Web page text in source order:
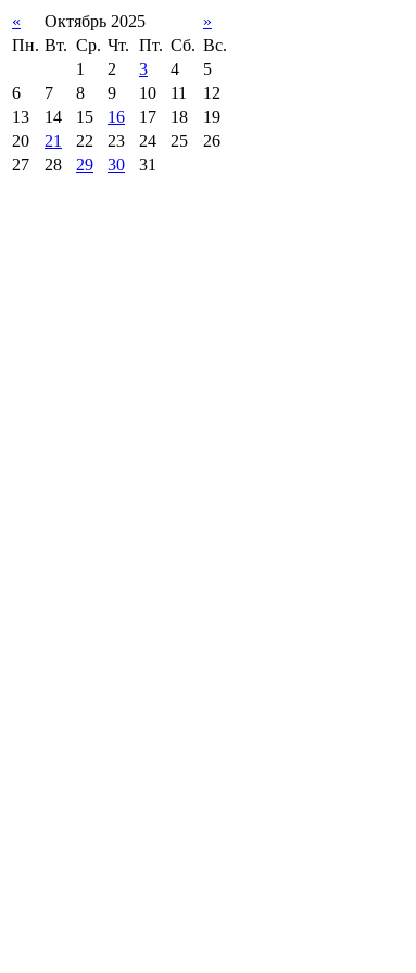
« Октябрь 2025
»
Пн. Вт. Ср. Чт. Пт. Сб. Вс.
1
2 3 4
5
6
7 8 9 10 11
12
13
14 15 16 17 18
19
20
21 22 23 24 25
26
27
28 29 30 31